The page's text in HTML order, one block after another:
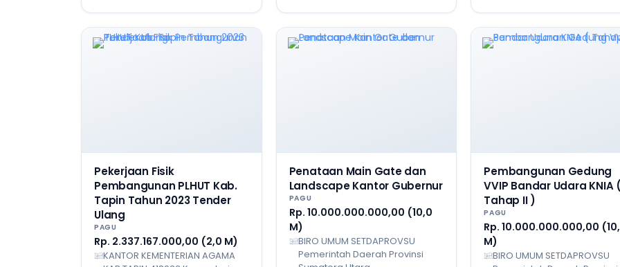
Pekerjaan Fisik
Pembangunan PLHUT Kab.
Tapin Tahun 2023 Tender
Ulang
PAGU
Rp. 2.337.167.000,00 (2,0 M)
KANTOR KEMENTERIAN AGAMA
Penataan Main Gate dan
Landscape Kantor Gubernur
PAGU
Rp. 10.000.000.000,00 (10,0
M)
BIRO UMUM SETDAPROVSU
Pemerintah Daerah Provinsi
Pembangunan Gedung
VVIP Bandar Udara KNIA (
Tahap II )
PAGU
Rp. 10.000.000.000,00
M)
BIRO UMUM SETDAPROVSU